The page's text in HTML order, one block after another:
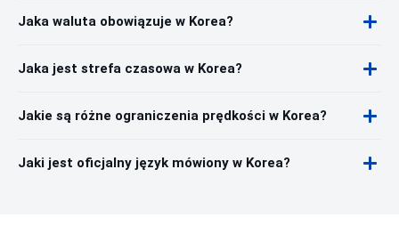
Jaka waluta obowiązuje w Korea?
Jaka jest strefa czasowa w Korea?
Jakie są różne ograniczenia prędkości w Korea?
Jaki jest oficjalny język mówiony w Korea?